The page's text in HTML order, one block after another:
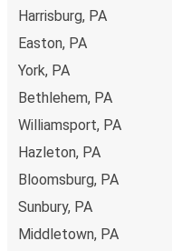
Harrisburg, PA
Easton, PA
York, PA
Bethlehem, PA
Williamsport, PA
Hazleton, PA
Bloomsburg, PA
Sunbury, PA
Middletown, PA